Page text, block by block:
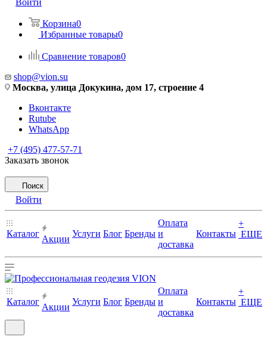
Войти
Корзина0
Избранные товары0
Сравнение товаров0
shop@vion.su
Москва, улица Докукина, дом 17, строение 4
Вконтакте
Rutube
WhatsApp
+7 (495) 477-57-71
Заказать звонок
Поиск
Войти
Каталог
Акции
Услуги Блог Бренды
Оплата
и
доставка
Контакты
+
ЕЩЕ
Каталог
Акции
Услуги Блог Бренды
Оплата
и
доставка
Контакты
+
ЕЩЕ